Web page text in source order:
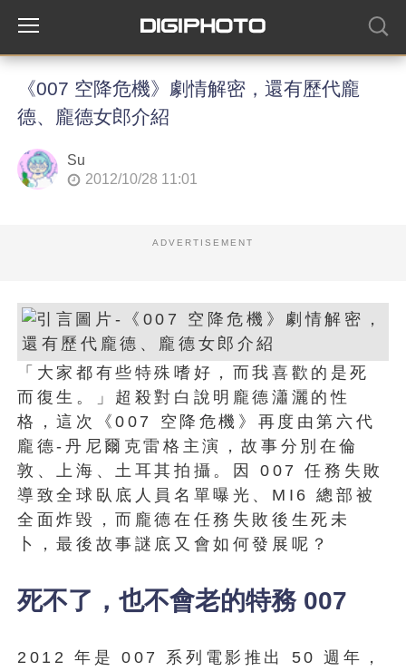
《007 空降危機》劇情解密，還有歷代龐
德、龐德女郎介紹
Su
2012/10/28 11:01
ADVERTISEMENT
「大家都有些特殊嗜好，而我喜歡的是死
而復生。」超殺對白說明龐德瀟灑的性
格，這次《007 空降危機》再度由第六代
龐德-丹尼爾克雷格主演，故事分別在倫
敦、上海、土耳其拍攝。因 007 任務失敗
導致全球臥底人員名單曝光、MI6 總部被
全面炸毀，而龐德在任務失敗後生死未
卜，最後故事謎底又會如何發展呢？
死不了，也不會老的特務 007
2012 年是 007 系列電影推出 50 週年，